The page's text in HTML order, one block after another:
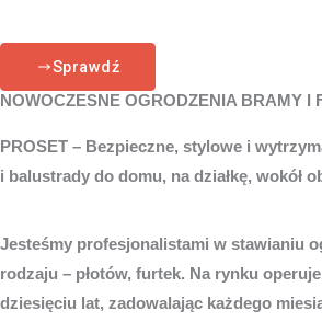
Sprawdź
NOWOCZESNE OGRODZENIA BRAMY I
PROSET – Bezpieczne, stylowe i
i balustrady do domu, na działkę, wokół
Jesteśmy profesjonalistami w stawianiu
rodzaju – płotów, furtek. Na rynku
dziesięciu lat, zadowalając każdego